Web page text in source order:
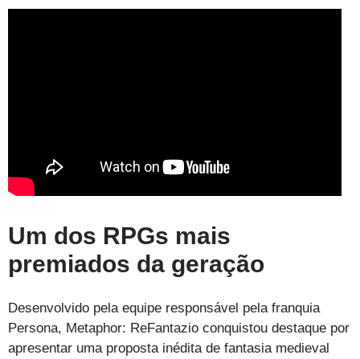
Um dos RPGs mais
premiados da geração
Desenvolvido pela equipe responsável pela franquia
Persona, Metaphor: ReFantazio conquistou destaque por
apresentar uma proposta inédita de fantasia medieval